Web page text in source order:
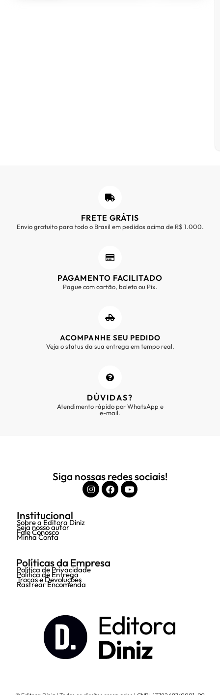
FRETE GRÁTIS
Envio gratuito para todo o Brasil em pedidos acima de R$ 1.000.
PAGAMENTO FACILITADO
Pague com cartão, boleto ou Pix.
ACOMPANHE SEU PEDIDO
Veja o status da sua entrega em tempo real.
DÚVIDAS?
Atendimento rápido por WhatsApp e
e-mail.
Siga nossas redes sociais!
Institucional
Sobre a Editora Diniz
Seja nosso autor
Fale Conosco
Minha Conta
Políticas da Empresa
Política de Privacidade
Política de Entrega
Trocas e Devoluções
Rastrear Encomenda